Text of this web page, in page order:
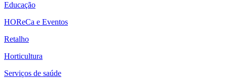
Educação
HOReCa e Eventos
Retalho
Horticultura
Serviços de saúde